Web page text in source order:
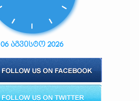
06 აგვისტო 2026